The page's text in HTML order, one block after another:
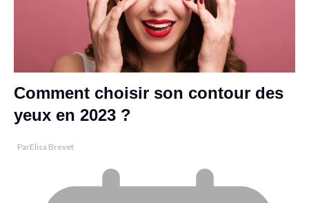
Comment choisir son contour des
yeux en 2023 ?
ParElisa Brevet